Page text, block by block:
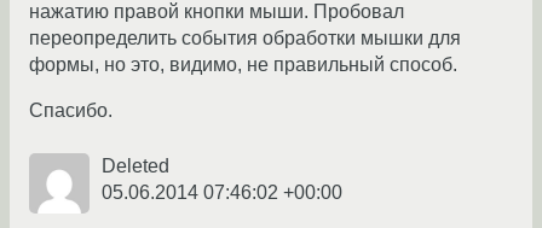
нажатию правой кнопки мыши. Пробовал
переопределить события обработки мышки для
формы, но это, видимо, не правильный способ.
Спасибо.
Deleted
05.06.2014 07:46:02 +00:00